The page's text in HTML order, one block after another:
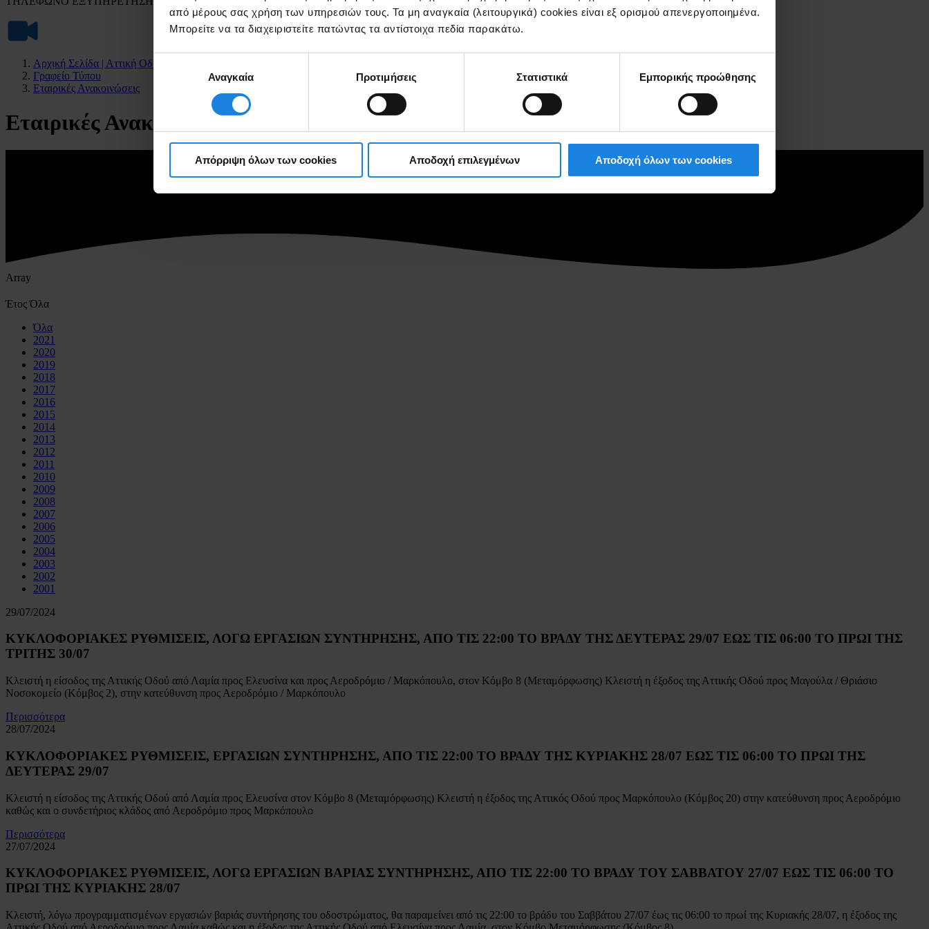
από μέρους σας χρήση των υπηρεσιών τους. Τα μη αναγκαία (λειτουργικά) cookies είναι εξ ορισμού απενεργοποιημένα.
Μπορείτε να τα διαχειριστείτε πατώντας τα αντίστοιχα πεδία παρακάτω.
συγκατάθεσηςΑναγκαία Προτιμήσεις Στατιστικά Εμπορικής προώθησης
Απόρριψη όλων των cookies Αποδοχή επιλεγμένων Αποδοχή όλων των cookies
Αρχική Σελίδα | Αττική Οδός
Γραφείο Τύπου
Εταιρικές Ανακοινώσεις
Εταιρικές Ανακοινώσεις
Array
Έτος Όλα
Όλα
2021
2020
2019
2018
2017
2016
2015
2014
2013
2012
2011
2010
2009
2008
2007
2006
2005
2004
2003
2002
2001
29/07/2024
ΚΥΚΛΟΦΟΡΙΑΚΕΣ ΡΥΘΜΙΣΕΙΣ, ΛΟΓΩ ΕΡΓΑΣΙΩΝ ΣΥΝΤΗΡΗΣΗΣ, ΑΠΟ ΤΙΣ 22:00 ΤΟ ΒΡΑΔΥ ΤΗΣ ΔΕΥΤΕΡΑΣ 29/07 ΕΩΣ ΤΙΣ 06:00 ΤΟ ΠΡΩΙ ΤΗΣ
ΤΡΙΤΗΣ 30/07
Κλειστή η είσοδος της Αττικής Οδού από Λαμία προς Ελευσίνα και προς Αεροδρόμιο / Μαρκόπουλο, στον Κόμβο 8 (Μεταμόρφωσης) Κλειστή η έξοδος της Αττικής Οδού προς Μαγούλα / Θριάσιο
Νοσοκομείο (Κόμβος 2), στην κατεύθυνση προς Αεροδρόμιο / Μαρκόπουλο
Περισσότερα
28/07/2024
ΚΥΚΛΟΦΟΡΙΑΚΕΣ ΡΥΘΜΙΣΕΙΣ, ΕΡΓΑΣΙΩΝ ΣΥΝΤΗΡΗΣΗΣ, ΑΠΟ ΤΙΣ 22:00 ΤΟ ΒΡΑΔΥ ΤΗΣ ΚΥΡΙΑΚΗΣ 28/07 ΕΩΣ ΤΙΣ 06:00 ΤΟ ΠΡΩΙ ΤΗΣ
ΔΕΥΤΕΡΑΣ 29/07
Κλειστή η είσοδος της Αττικής Οδού από Λαμία προς Ελευσίνα στον Κόμβο 8 (Μεταμόρφωσης) Κλειστή η έξοδος της Αττικός Οδού προς Μαρκόπουλο (Κόμβος 20) στην κατεύθυνση προς Αεροδρόμιο
καθώς και ο συνδετήριος κλάδος από Αεροδρόμιο προς Μαρκόπουλο
Περισσότερα
27/07/2024
ΚΥΚΛΟΦΟΡΙΑΚΕΣ ΡΥΘΜΙΣΕΙΣ, ΛΟΓΩ ΕΡΓΑΣΙΩΝ ΒΑΡΙΑΣ ΣΥΝΤΗΡΗΣΗΣ, ΑΠΟ ΤΙΣ 22:00 ΤΟ ΒΡΑΔΥ ΤΟΥ ΣΑΒΒΑΤΟΥ 27/07 ΕΩΣ ΤΙΣ 06:00 ΤΟ
ΠΡΩΙ ΤΗΣ ΚΥΡΙΑΚΗΣ 28/07
Κλειστή, λόγω προγραμματισμένων εργασιών βαριάς συντήρησης του οδοστρώματος, θα παραμείνει από τις 22:00 το βράδυ του Σαββάτου 27/07 έως τις 06:00 το πρωί της Κυριακής 28/07, η έξοδος της